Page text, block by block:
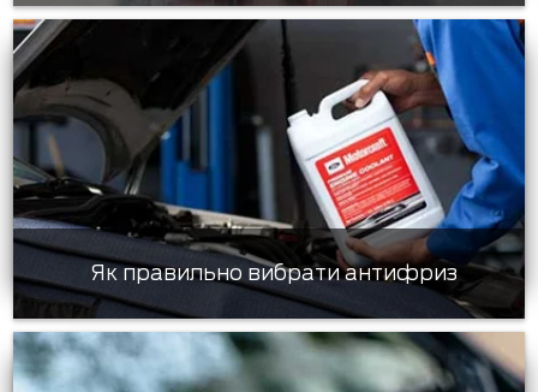
Як правильно вибрати антифриз